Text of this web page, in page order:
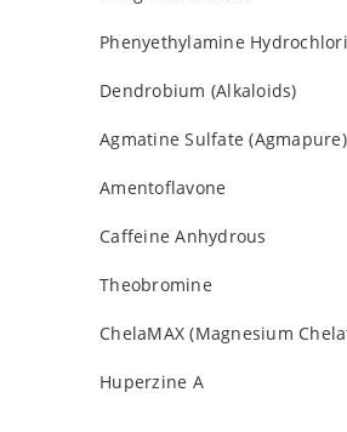
Phenyethylamine
Dendrobium (Alkaloids)
Agmatine Sulfate (Agmapure)
Amentoflavone
Caffeine Anhydrous
Theobromine
ChelaMAX (Magnesium
Huperzine A